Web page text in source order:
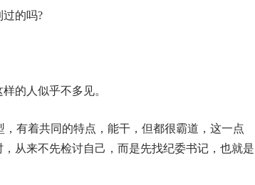
过的吗?
的人似乎不多见。
有着共同的特点，能干，但都很霸道，这一点
从来不先检讨自己，而是先找纪委书记，也就是